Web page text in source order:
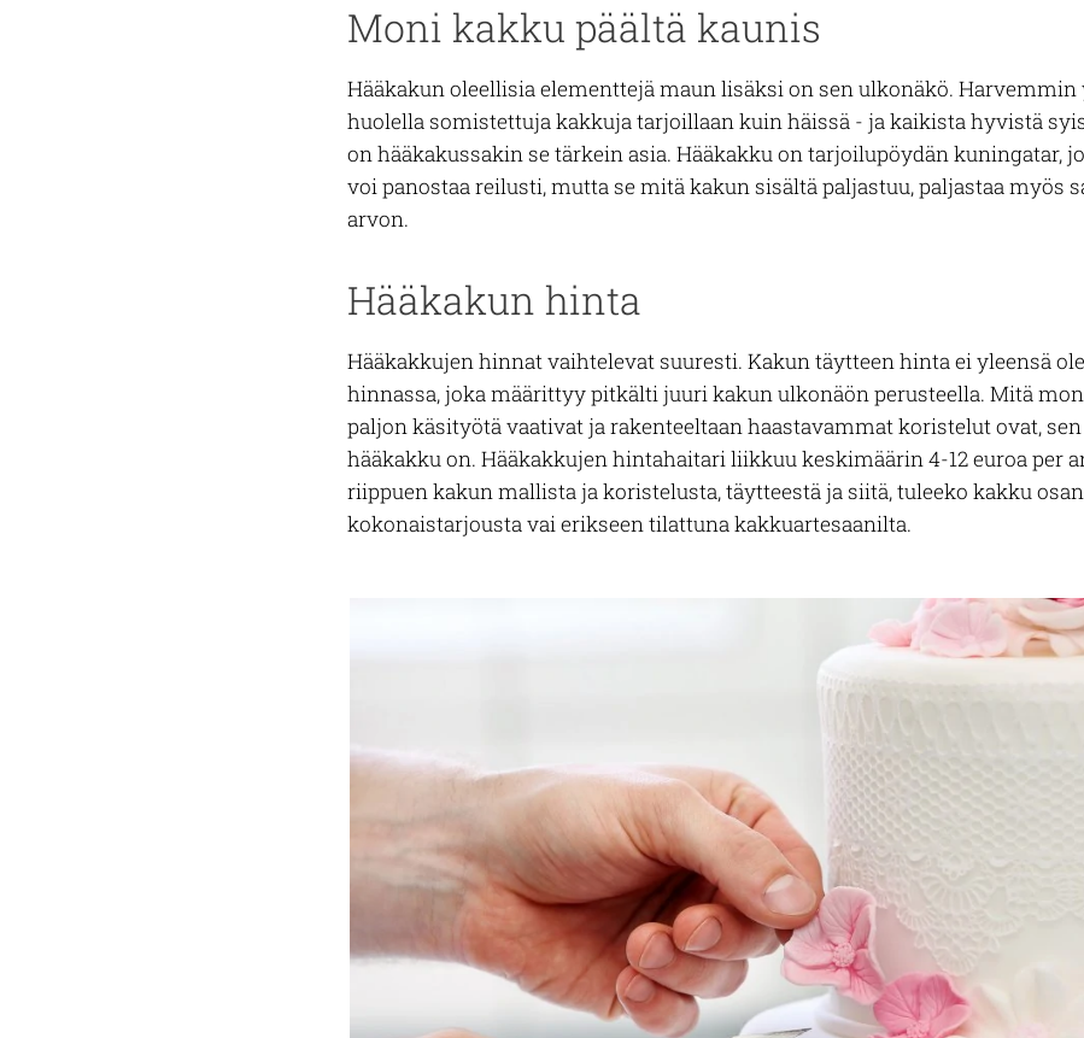
Moni kakku päältä kaunis
Hääkakun oleellisia elementtejä maun lisäksi on sen ulkonäkö. Harvemmin
huolella somistettuja kakkuja tarjoillaan kuin häissä - ja kaikista hyvistä
on hääkakussakin se tärkein asia. Hääkakku on tarjoilupöydän kuningatar,
voi panostaa reilusti, mutta se mitä kakun sisältä paljastuu, paljastaa myös
arvon.
Hääkakun hinta
Hääkakkujen hinnat vaihtelevat suuresti. Kakun täytteen hinta ei yleensä
hinnassa, joka määrittyy pitkälti juuri kakun ulkonäön perusteella. Mitä
paljon käsityötä vaativat ja rakenteeltaan haastavammat koristelut ovat,
hääkakku on. Hääkakkujen hintahaitari liikkuu keskimäärin 4-12 euroa per
riippuen kakun mallista ja koristelusta, täytteestä ja siitä, tuleeko kakku
kokonaistarjousta vai erikseen tilattuna kakkuartesaanilta.